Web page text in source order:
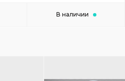
В наличии